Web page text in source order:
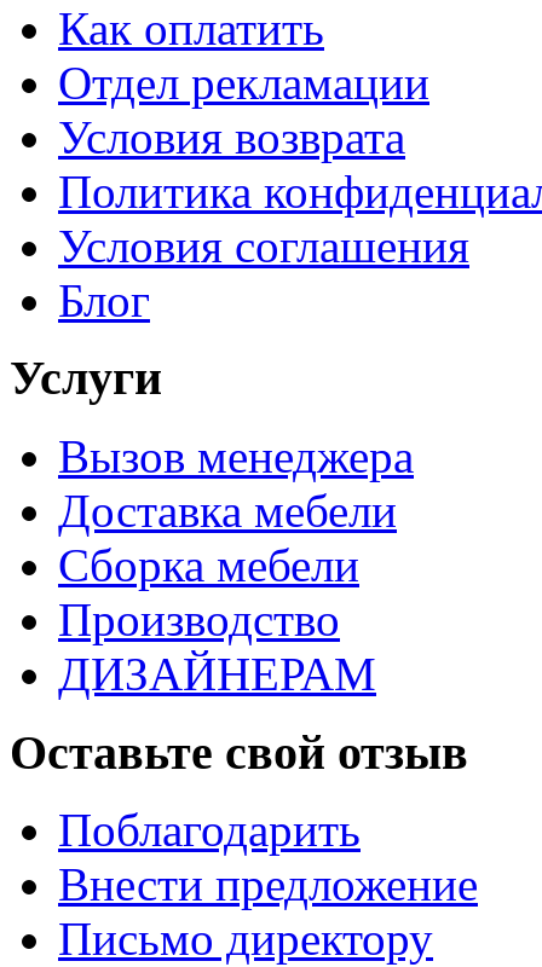
Как оплатить
Отдел рекламации
Условия возврата
Политика
Условия соглашения
Блог
Услуги
Вызов менеджера
Доставка мебели
Сборка мебели
Производство
ДИЗАЙНЕРАМ
Оставьте свой отзыв
Поблагодарить
Внести предложение
Письмо директору